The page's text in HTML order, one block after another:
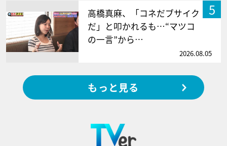
5
高橋真麻、「コネだブサイク
だ」と叩かれるも…“マツコ
の一言”から…
2026.08.05
もっと見る